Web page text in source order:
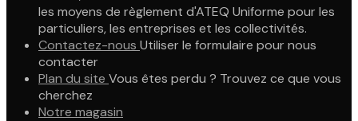
les moyens de règlement d'ATEQ Uniforme pour les
particuliers, les entreprises et les collectivités.
Contactez-nous Utiliser le formulaire pour nous
contacter
Plan du site Vous êtes perdu ? Trouvez ce que vous
cherchez
Notre magasin